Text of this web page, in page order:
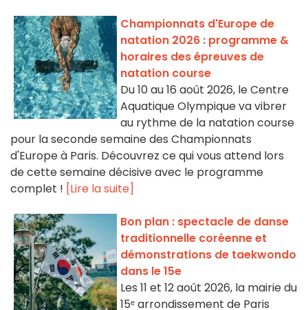
Championnats d'Europe de
natation 2026 : programme &
horaires des épreuves de
natation course
Du 10 au 16 août 2026, le Centre
Aquatique Olympique va vibrer
au rythme de la natation course
pour la seconde semaine des Championnats
d'Europe à Paris. Découvrez ce qui vous attend lors
de cette semaine décisive avec le programme
complet ! [Lire la suite]
Bon plan : spectacle de danse
traditionnelle coréenne et
démonstrations de taekwondo
dans le 15e
Les 11 et 12 août 2026, la mairie du
15ᵉ arrondissement de Paris